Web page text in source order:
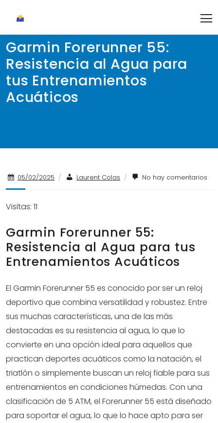
content
Garmin Forerunner 55:
Resistencia al Agua para
tus Entrenamientos
Acuáticos
05/02/2025 / Laurent Colas / No hay comentarios
Visitas: 11
Garmin Forerunner 55:
Resistencia al Agua para tus
Entrenamientos Acuáticos
El Garmin Forerunner 55 es conocido por ser un reloj
deportivo que combina versatilidad y robustez. Entre
sus muchas características, una de las más
destacadas es su resistencia al agua, lo que lo
convierte en una opción ideal para aquellos que
practican deportes acuáticos como la natación, el
triatlón o simplemente buscan un reloj fiable para sus
entrenamientos en condiciones húmedas. Con una
clasificación de 5 ATM, el Forerunner 55 está diseñado
para soportar el agua, lo que lo hace apto para ser